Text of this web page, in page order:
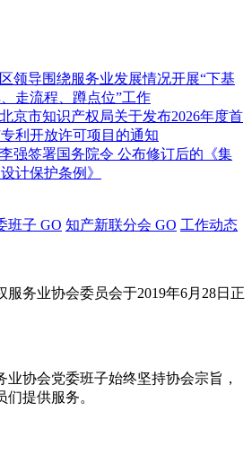
区领导围绕服务业发展情况开展“下基
走流程、蹲点位”工作
北京市知识产权局关于发布2026年度首
利开放许可项目的通知
李强签署国务院令 公布修订后的《集
计保护条例》
班子 GO 知产新联分会 GO 工作动态
服务业协会委员会于2019年6月28日正
业协会党委班子始终坚持协会宗旨，
提供服务。